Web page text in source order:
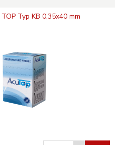
Typ KB 0,35x40 mm